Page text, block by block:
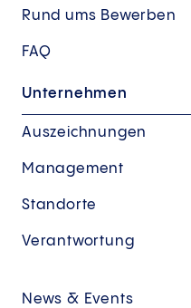
Rund ums Bewerben
FAQ
Unternehmen
Auszeichnungen
Management
Standorte
Verantwortung
News & Events